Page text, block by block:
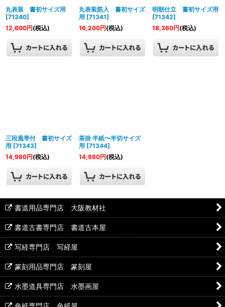
丸表装 書初サイズ用
[71340]
12,600円(税込)
丸表装筋入 書初サイズ
用 [71341]
16,200円(税込)
明朝仕立 書初サイズ用
[71342]
18,360円(税込)
三段風帯付 書初サイズ
用 [71343]
14,980円(税込)
茶掛 半紙〜半切サイズ
用 [71344]
14,980円(税込)
書道用品専門店 大阪教材社
書道古書専門店 書道古本屋
写経専門店 写経屋
篆刻用品専門店 篆刻屋
水墨道具専門店 水墨画屋